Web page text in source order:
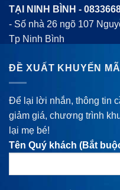
TẠI NINH BÌNH -
- Số nhà 26 ngõ 107
Tp Ninh Bình
ĐỀ XUẤT KHUYẾN
Để lại lời nhắn, thông tin
giảm giá, chương trình
lại mẹ bé!
Tên Quý khách (Bắt